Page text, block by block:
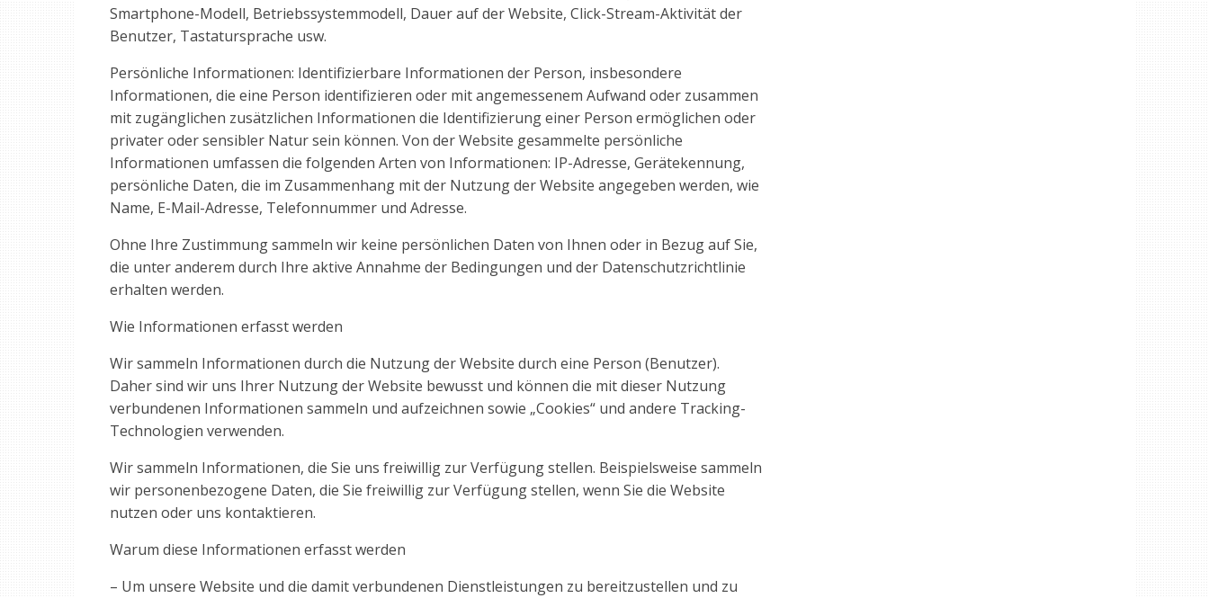
Smartphone-Modell, Betriebssystemmodell, Dauer auf der Website, Click-Stream-Aktivität der
Benutzer, Tastatursprache usw.
Persönliche Informationen: Identifizierbare Informationen der Person, insbesondere
Informationen, die eine Person identifizieren oder mit angemessenem Aufwand oder zusammen
mit zugänglichen zusätzlichen Informationen die Identifizierung einer Person ermöglichen oder
privater oder sensibler Natur sein können. Von der Website gesammelte persönliche
Informationen umfassen die folgenden Arten von Informationen: IP-Adresse, Gerätekennung,
persönliche Daten, die im Zusammenhang mit der Nutzung der Website angegeben werden, wie
Name, E-Mail-Adresse, Telefonnummer und Adresse.
Ohne Ihre Zustimmung sammeln wir keine persönlichen Daten von Ihnen oder in Bezug auf Sie,
die unter anderem durch Ihre aktive Annahme der Bedingungen und der Datenschutzrichtlinie
erhalten werden.
Wie Informationen erfasst werden
Wir sammeln Informationen durch die Nutzung der Website durch eine Person (Benutzer).
Daher sind wir uns Ihrer Nutzung der Website bewusst und können die mit dieser Nutzung
verbundenen Informationen sammeln und aufzeichnen sowie „Cookies“ und andere Tracking-
Technologien verwenden.
Wir sammeln Informationen, die Sie uns freiwillig zur Verfügung stellen. Beispielsweise sammeln
wir personenbezogene Daten, die Sie freiwillig zur Verfügung stellen, wenn Sie die Website
nutzen oder uns kontaktieren.
Warum diese Informationen erfasst werden
– Um unsere Website und die damit verbundenen Dienstleistungen zu bereitzustellen und zu